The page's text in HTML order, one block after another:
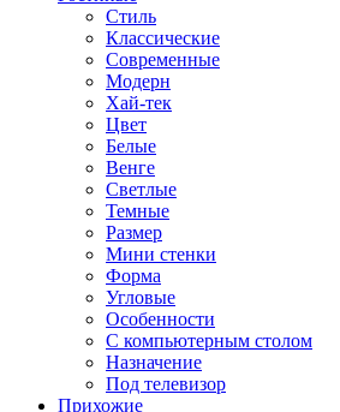
Стиль
Классические
Современные
Модерн
Хай-тек
Цвет
Белые
Венге
Светлые
Темные
Размер
Мини стенки
Форма
Угловые
Особенности
С компьютерным столом
Назначение
Под телевизор
Прихожие